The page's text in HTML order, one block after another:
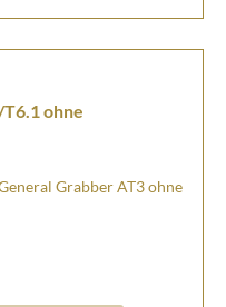
ohne
Grabber AT3 ohne